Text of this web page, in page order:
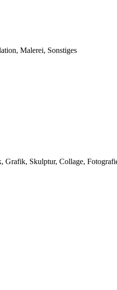
Malerei, Sonstiges
Grafik, Skulptur, Collage,